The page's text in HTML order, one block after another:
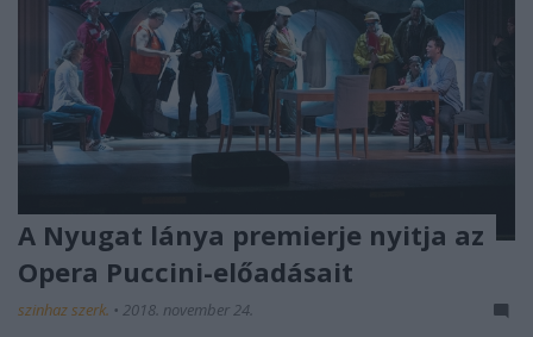
A Nyugat lánya premierje nyitja az
Opera Puccini-előadásait
szinhaz szerk. • 2018. november 24.